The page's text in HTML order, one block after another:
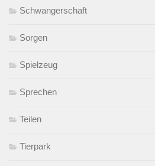
Schwangerschaft
Sorgen
Spielzeug
Sprechen
Teilen
Tierpark